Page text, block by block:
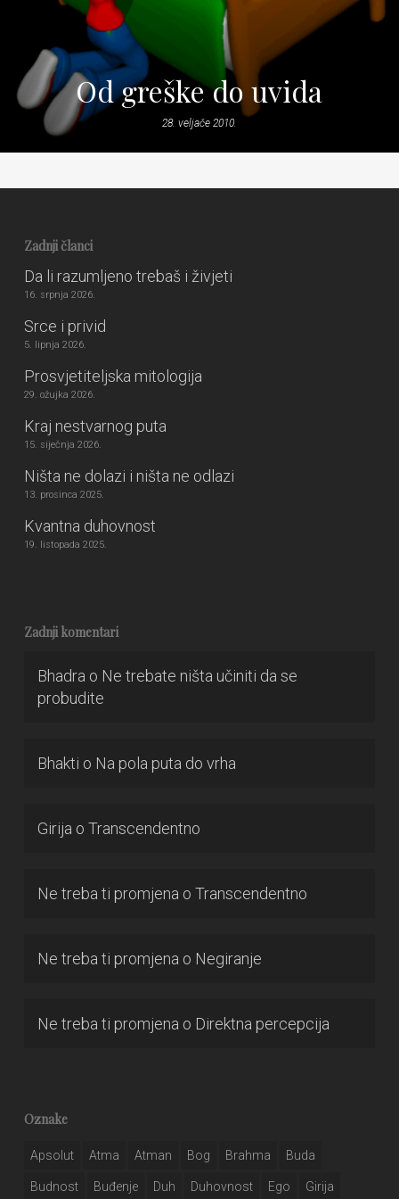
Od greške do uvida
28. veljače 2010.
Zadnji članci
Da li razumljeno trebaš i živjeti
16. srpnja 2026.
Srce i privid
5. lipnja 2026.
Prosvjetiteljska mitologija
29. ožujka 2026.
Kraj nestvarnog puta
15. siječnja 2026.
Ništa ne dolazi i ništa ne odlazi
13. prosinca 2025.
Kvantna duhovnost
19. listopada 2025.
Zadnji komentari
Bhadra o Ne trebate ništa učiniti da se
probudite
Bhakti o Na pola puta do vrha
Girija o Transcendentno
Ne treba ti promjena o Transcendentno
Ne treba ti promjena o Negiranje
Ne treba ti promjena o Direktna percepcija
Oznake
Apsolut Atma Atman Bog Brahma Buda
Budnost Buđenje Duh Duhovnost Ego Girija